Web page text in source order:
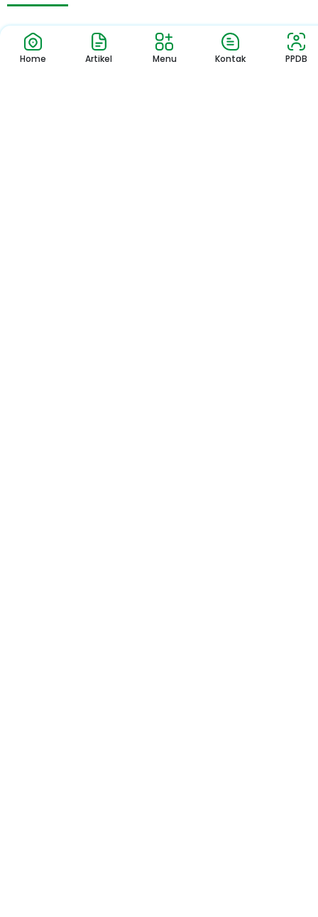
Pengumuman
Home Artikel Menu Kontak PPDB